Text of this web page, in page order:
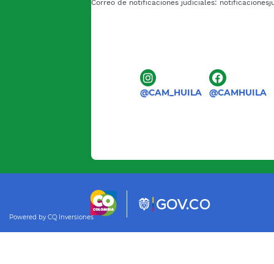
Correo de notificaciones judiciales:
@CAM_HUILA @CAMHUILA
Powered by CQ Inversiones